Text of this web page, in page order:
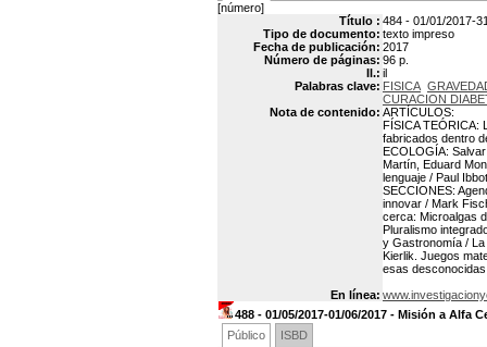
[número]
Título : 484 - 01/01/2017-
Tipo de documento: texto impreso
Fecha de publicación: 2017
Número de páginas: 96 p.
Il.: il
Palabras clave: FISICA
CURACION
Nota de contenido: ARTÍCULOS:
FÍSICA TEÓRICA:
fabricados dentro
ECOLOGÍA:
Martín, Eduard
lenguaje / Paul
SECCIONES:
innovar / Mark
cerca: Microalgas
Pluralismo
y Gastronomía /
Kierlik. Juegos
esas
En línea:
488 - 01/05/2017-01/06/2017 - Misión a Alfa
Público
ISBD